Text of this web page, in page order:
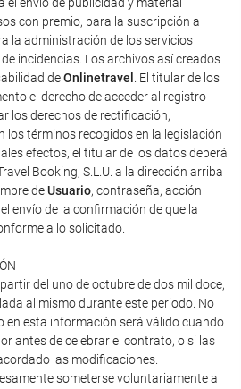
con premio, para la suscripción a
la administración de los servicios
incidencias. Los archivos así creados
deOnlinetravel
. El titular de los
el derecho de acceder al registro
los derechos de rectificación,
los términos recogidos en la legislación
efectos, el titular de los datos deberá
Booking, S.L.U. a la dirección arriba
deUsuario, contraseña, acción
envío de la confirmación de que la
a lo solicitado.
del uno de octubre de dos mil doce,
al mismo durante este periodo. No
en esta información será válido cuando
antes de celebrar el contrato, o si las
las modificaciones.
someterse voluntariamente a